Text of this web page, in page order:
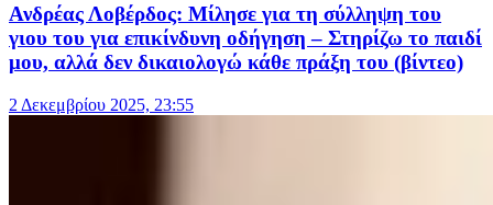
Ανδρέας Λοβέρδος: Μίλησε για τη σύλληψη του
γιου του για επικίνδυνη οδήγηση – Στηρίζω το παιδί
μου, αλλά δεν δικαιολογώ κάθε πράξη του (βίντεο)
2 Δεκεμβρίου 2025, 23:55